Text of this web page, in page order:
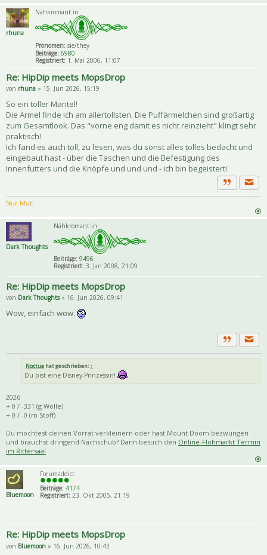
rhuna
Nähkromant:in
Pronomen:sie/they
Beiträge: 6980
Registriert:1. Mai 2006, 11:07
Re: HipDip meets MopsDrop
von rhuna » 15. Jun 2026, 15:19
So ein toller Mantel!
Die Ärmel finde ich am allertollsten. Die Puffärmelchen sind großartig
zum Gesamtlook. Das "vorne eng damit es nicht reinzieht" klingt sehr
praktisch!
Ich fand es auch toll, zu lesen, was du sonst alles tolles bedacht und
eingebaut hast - über die Taschen und die Befestigung des
Innenfutters und die Knöpfe und und und - ich bin begeistert!
Zitat
Nur Mut!
Dark Thoughts
Nähkromant:in
Beiträge: 9496
Registriert: 3. Jan 2008, 21:09
Re: HipDip meets MopsDrop
von Dark Thoughts» 16. Jun 2026, 09:41
Wow, einfach wow.
Zitat
Noctua hat geschrieben: ↑
Du bist eine Disney-Prinzessin!
2026
+ 0 / -331 (g Wolle)
+ 0 / -0 (m Stoff)
Du möchtest deinen Vorrat verkleinern oder hast Mount Doom bezwungen
und brauchst dringend Nachschub? Dann besuch den Online-Flohmarkt Termin
im Rittersaal
Bluemoon
Forumaddict
Beiträge: 4174
Registriert: 23. Okt 2005, 21:19
Re: HipDip meets MopsDrop
von Bluemoon » 16. Jun 2026, 10:43